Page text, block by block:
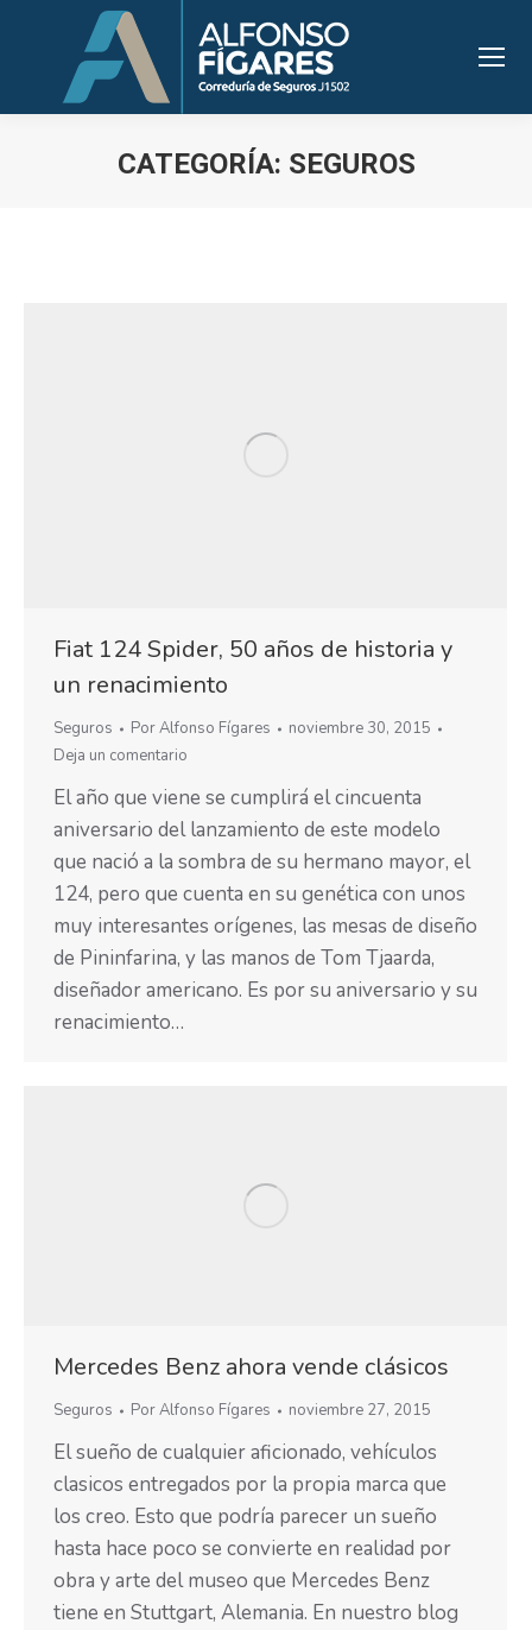
CATEGORÍA: SEGUROS
Fiat 124 Spider, 50 años de historia y
un renacimiento
Seguros PorAlfonso Fígares
noviembre 30, 2015
Deja un comentario
El año que viene se cumplirá el cincuenta
aniversario del lanzamiento de este modelo
que nació a la sombra de su hermano mayor, el
124, pero que cuenta en su genética con unos
muy interesantes orígenes, las mesas de diseño
de Pininfarina, y las manos de Tom Tjaarda,
diseñador americano. Es por su aniversario y su
renacimiento…
Mercedes Benz ahora vende clásicos
Seguros PorAlfonso Fígares noviembre 27, 2015
El sueño de cualquier aficionado, vehículos
clasicos entregados por la propia marca que
los creo. Esto que podría parecer un sueño
hasta hace poco se convierte en realidad por
obra y arte del museo que Mercedes Benz
tiene en Stuttgart, Alemania. En nuestro blog